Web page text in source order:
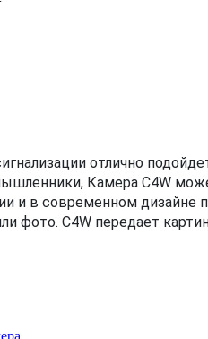
отлично
Камера C4W
и в современном
фото. C4W передает